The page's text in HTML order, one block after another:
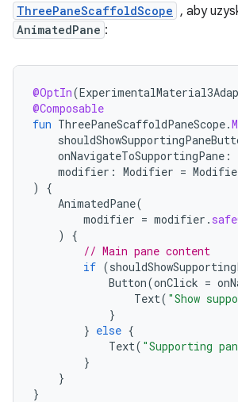
ThreePaneScaffoldScope , aby
AnimatedPane :
@OptIn(
@Composable
fun ThreePaneScaffoldPaneScope.
onNavigateToSupportingPane :
modifier : Modifier =
)
{
AnimatedPane(
modifier = modifier .
)
{
// Main pane content
if (
Button(onClick =
Text( "Show
}
} else {
Text( "Supporting
}
}
}